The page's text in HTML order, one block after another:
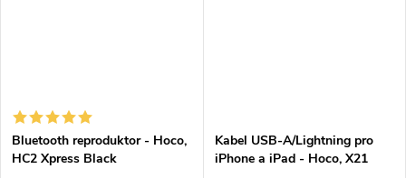
Bluetooth reproduktor - Hoco,
HC2 Xpress Black
Kabel USB-A/Lightning pro
iPhone a iPad - Hoco, X21